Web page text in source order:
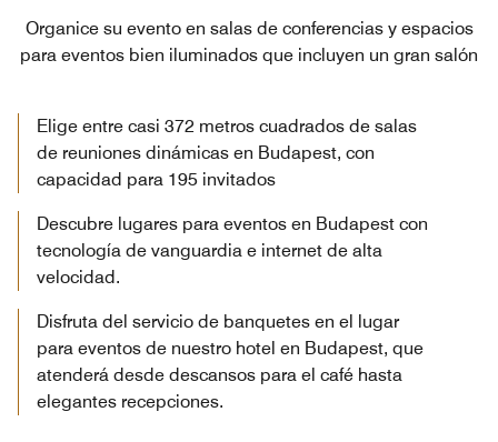
Organice su evento en salas de conferencias y espacios
para eventos bien iluminados que incluyen un gran salón
Elige entre casi 372 metros cuadrados de salas
de reuniones dinámicas en Budapest, con
capacidad para 195 invitados
Descubre lugares para eventos en Budapest con
tecnología de vanguardia e internet de alta
velocidad.
Disfruta del servicio de banquetes en el lugar
para eventos de nuestro hotel en Budapest, que
atenderá desde descansos para el café hasta
elegantes recepciones.